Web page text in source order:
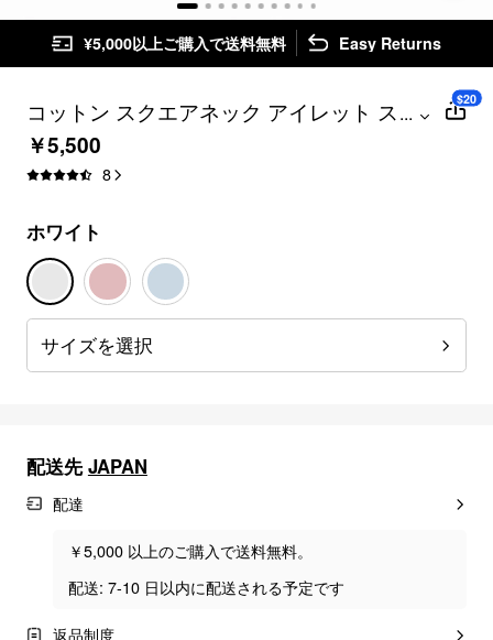
¥5,000以上ご購入で送料無料 Easy Returns
コットン スクエアネック アイレット スモ
ック ミニナイトドレス
...
￥5,500
8
$20
ホワイト
サイズを選択
配送先 JAPAN
配達
￥5,000 以上のご購入で送料無料。
配送: 7-10 日以内に配送される予定です
返品制度